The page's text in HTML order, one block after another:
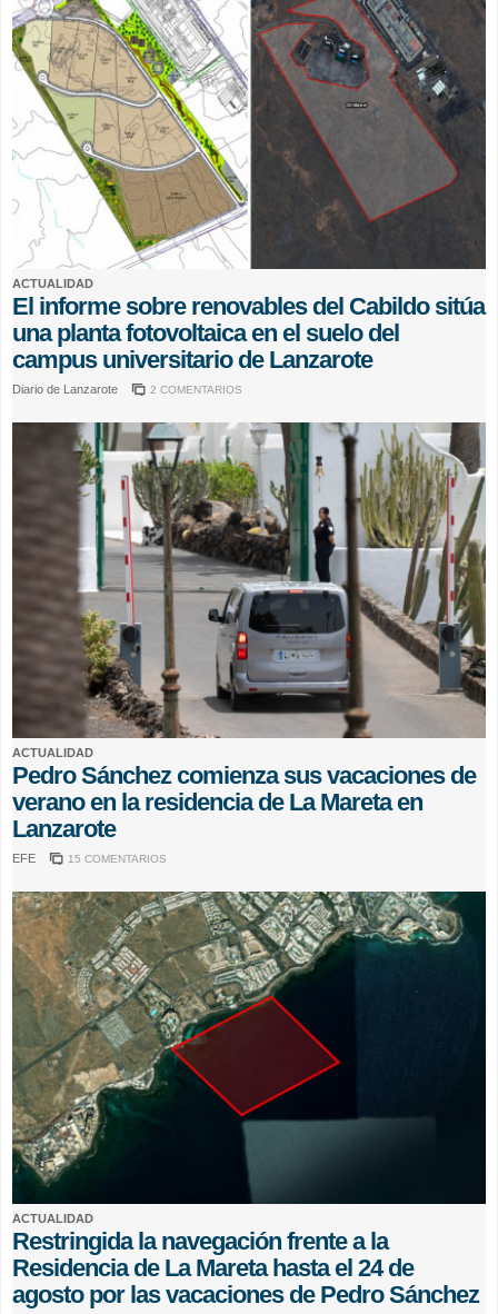
ACTUALIDAD
El informe sobre renovables del Cabildo sitúa
una planta fotovoltaica en el suelo del
campus universitario de Lanzarote
Diario de Lanzarote 2 COMENTARIOS
ACTUALIDAD
Pedro Sánchez comienza sus vacaciones de
verano en la residencia de La Mareta en
Lanzarote
EFE 15 COMENTARIOS
ACTUALIDAD
Restringida la navegación frente a la
Residencia de La Mareta hasta el 24 de
agosto por las vacaciones de Pedro Sánchez